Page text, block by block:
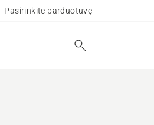
Pasirinkite parduotuvę